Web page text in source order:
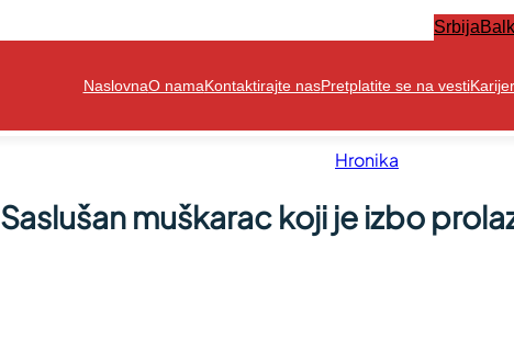
Srbija
NaslovnaO namaKontaktirajte nasPretplatite se na vesti
Hronika
Saslušan muškarac koji je izbo